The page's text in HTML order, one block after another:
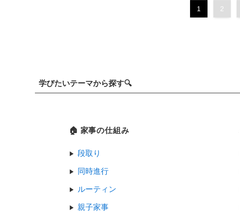
1 2
学びたいテーマから探す🔍
🏠 家事の仕組み
段取り
同時進行
ルーティン
親子家事